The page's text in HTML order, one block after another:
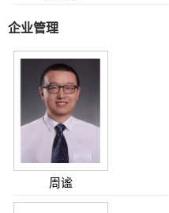
企业管理
周谧